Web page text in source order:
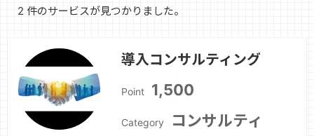
2 件のサービスが見つかりました。
導入コンサルティング
Point 1,500
Category
コンサルティ